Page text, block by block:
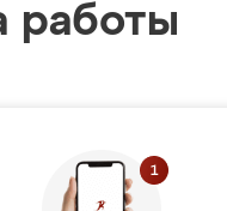
работы